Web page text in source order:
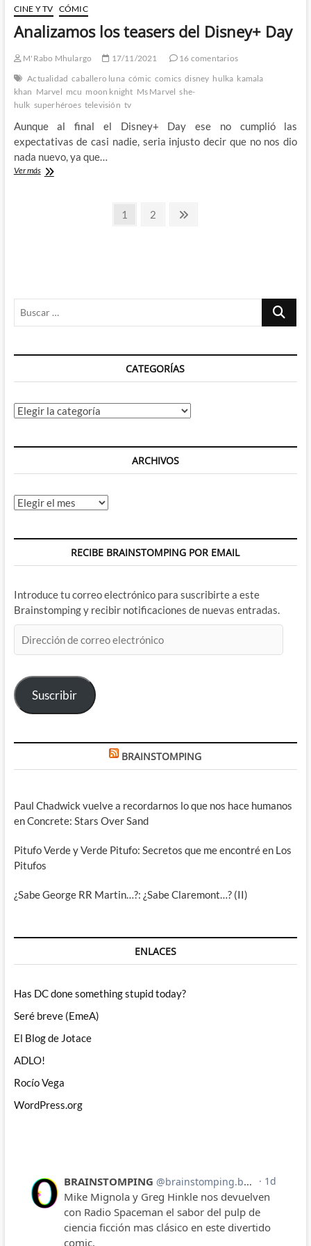
CINE Y TV CÓMIC
Analizamos los teasers del Disney+ Day
M'Rabo Mhulargo 17/11/2021
16 comentarios
Actualidad caballero luna cómic comics disney hulka kamala
khan Marvel mcu moon knight Ms Marvel she-
hulk superhéroes televisión tv
Aunque al final el Disney+ Day ese no cumplió las
expectativas de casi nadie, seria injusto decir que no nos dio
nada nuevo, ya que…
Ver másAnalizamos
Página
1 Página
2
Buscar
CATEGORÍAS
Categorías
ARCHIVOS
Archivos
RECIBE BRAINSTOMPING POR EMAIL
Introduce tu correo electrónico para suscribirte a este
Brainstomping y recibir notificaciones de nuevas entradas.
de
electrónico
Suscribir
BRAINSTOMPING
Paul Chadwick vuelve a recordarnos lo que nos hace humanos
en Concrete: Stars Over Sand
Pitufo Verde y Verde Pitufo: Secretos que me encontré en Los
Pitufos
¿Sabe George RR Martin…?: ¿Sabe Claremont…? (II)
ENLACES
Has DC done something stupid today?
Seré breve (EmeA)
El Blog de Jotace
ADLO!
Rocío Vega
WordPress.org